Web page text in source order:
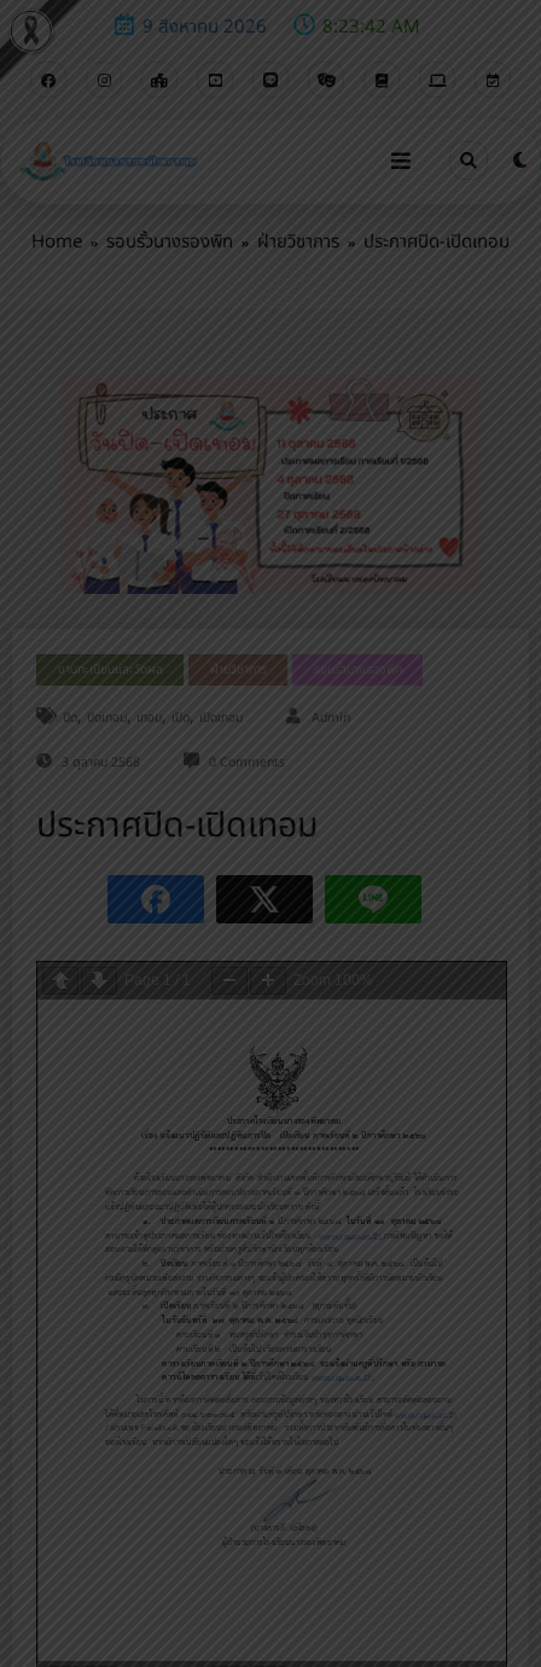
9 สิงหาคม 2026 8:23:43 AM
Home รอบรั้วนางรองพิท ฝ่ายวิชาการ ประกาศปิด-เปิดเทอม
งานทะเบียนและวัดผล ฝ่ายวิชาการ รอบรั้วนางรองพิท
ปิด, ปิดเทอม, เทอม, เปิด, เปิดเทอม Admin
3 ตุลาคม 2568 0 Comments
ประกาศปิด-เปิดเทอม
Page 1 / Zoom 100%